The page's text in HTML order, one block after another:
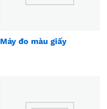
Máy đo màu giấy